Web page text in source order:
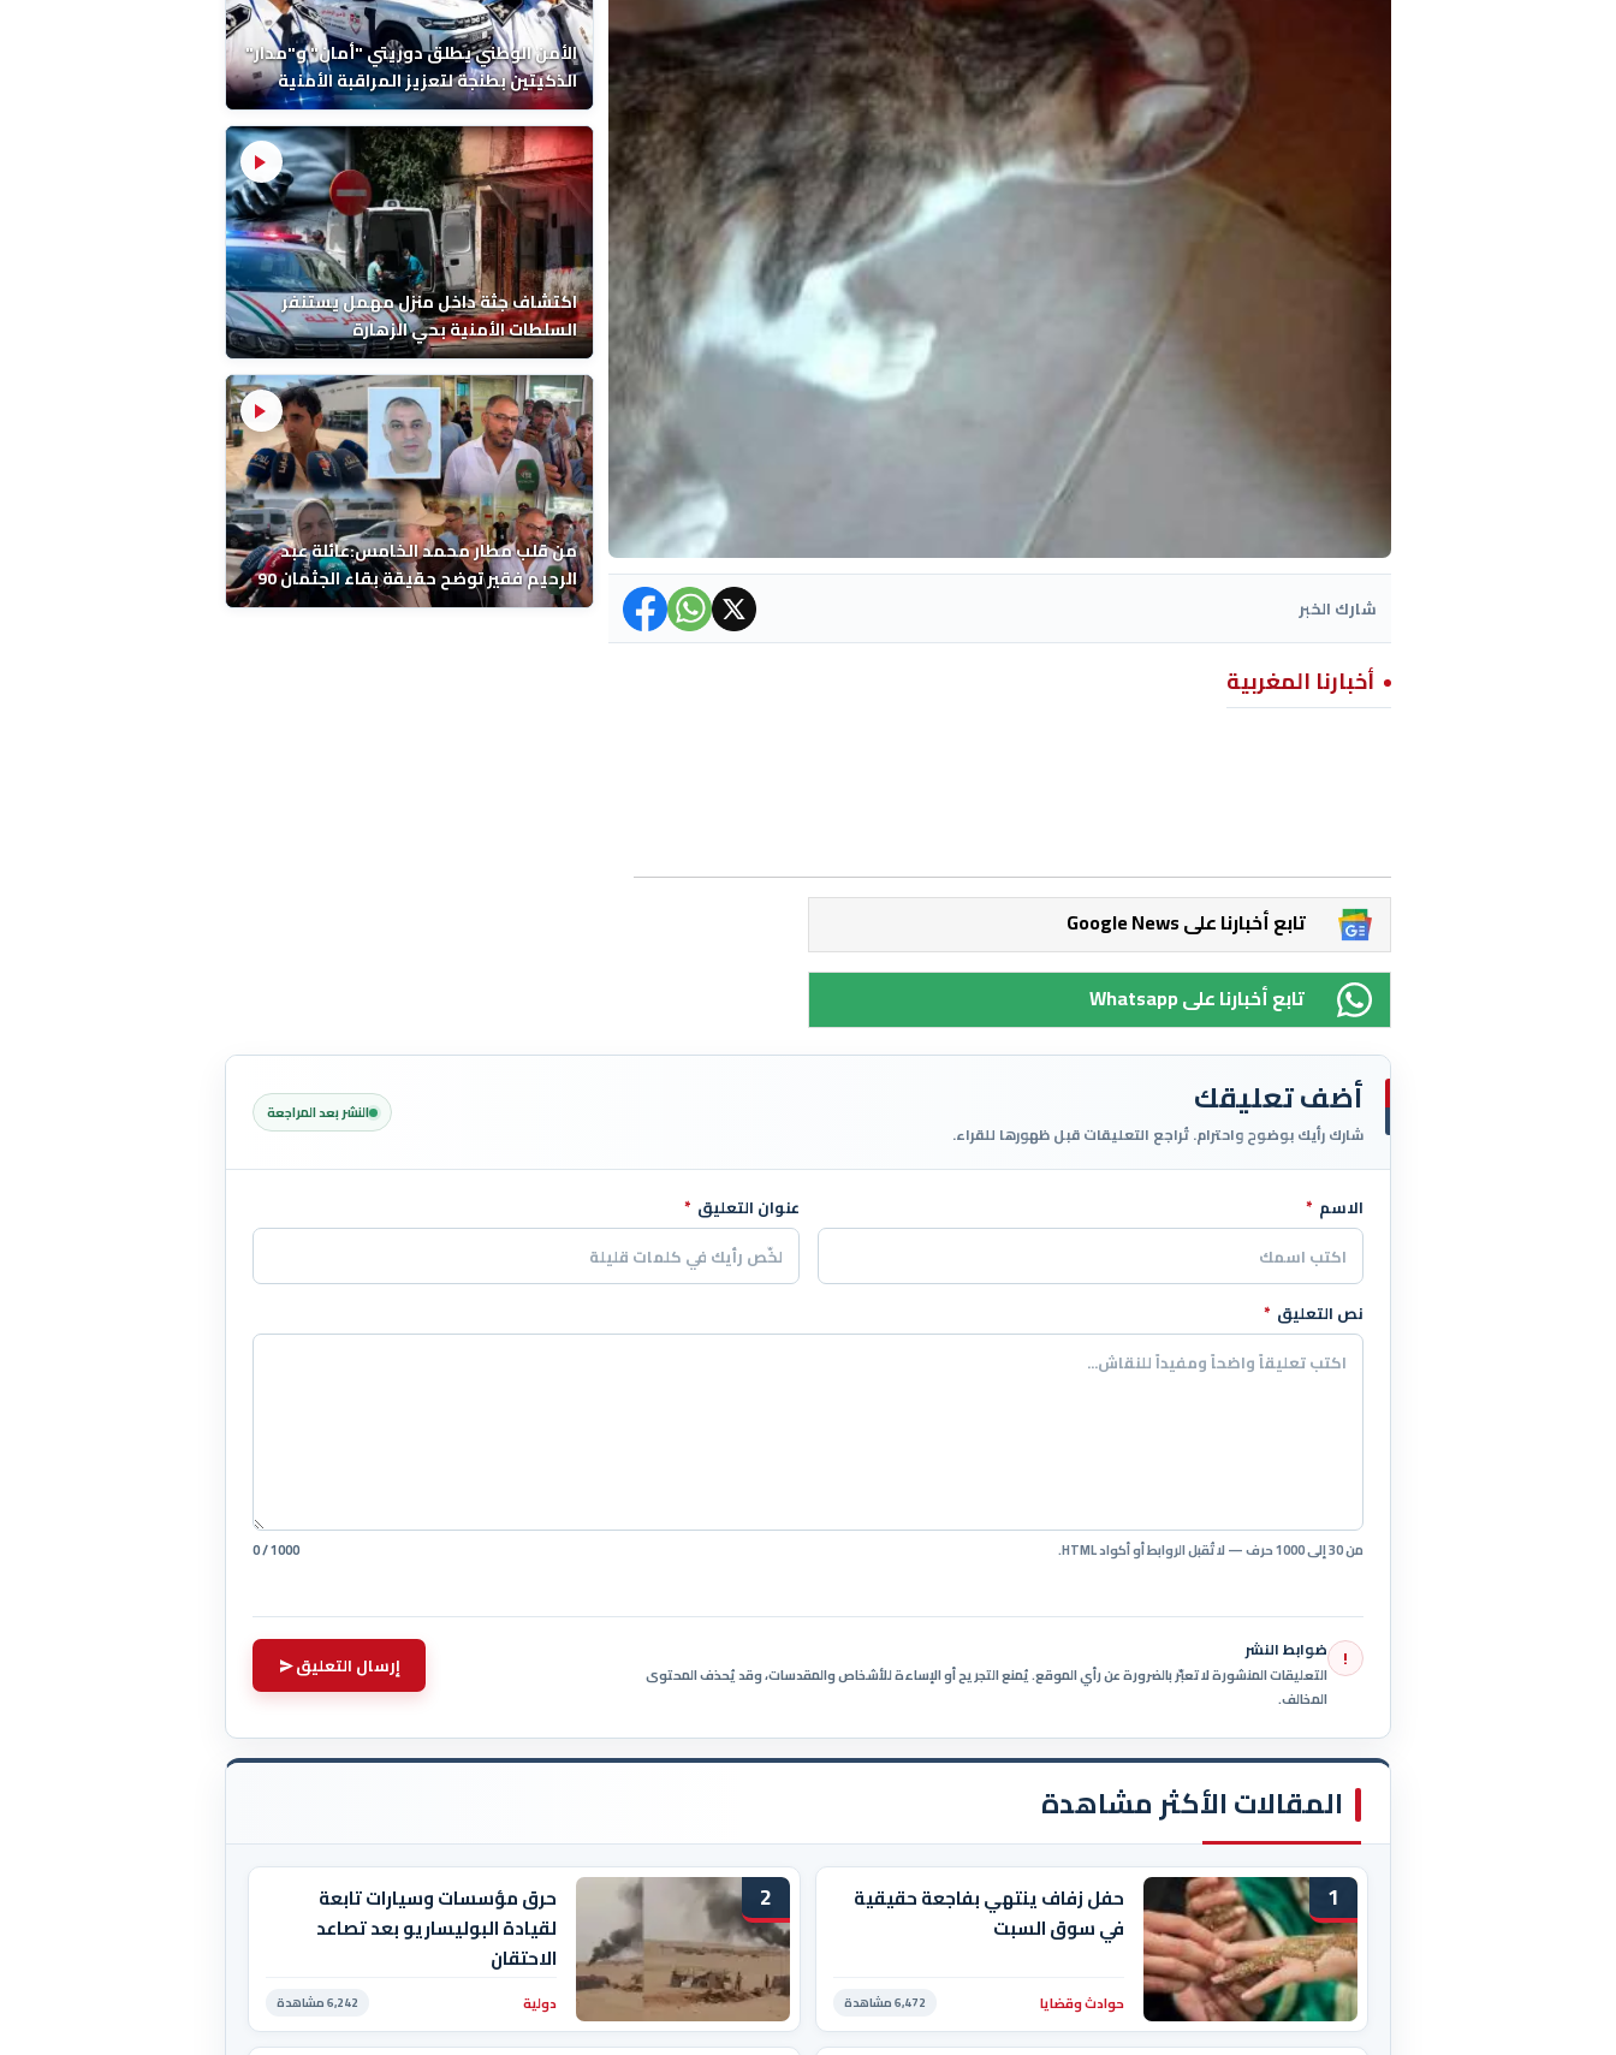
الأمن الوطني يطلق دوريتي "أمان" و"مدار"
الذكيتين بطنجة لتعزيز المراقبة الأمنية
اكتشاف جثة داخل منزل مهمل يستنفر
السلطات الأمنية بحي الزهارة
من قلب مطار محمد الخامس:عائلة عبد
الرحيم فقير توضح حقيقة بقاء الجثمان 90
يوماً قبل إعادته إلى المغرب
شارك الخبر
أخبارنا المغربية
Google News تابع أخبارنا على
Whatsapp تابع أخبارنا على
أضف تعليقك
شارك رأيك بوضوح واحترام. تُراجع التعليقات قبل ظهورها للقراء.
النشر بعد المراجعة
اترك هذا الحقل فارغاً
الاسم * عنوان التعليق *
نص التعليق *
من 30 إلى 1000 حرف — لا تُقبل الروابط أو أكواد HTML. 0 / 1000
! ضوابط النشر
التعليقات المنشورة لا تعبّر بالضرورة عن رأي الموقع. يُمنع التجريح أو الإساءة للأشخاص والمقدسات، وقد يُحذف المحتوى
المخالف.
إرسال التعليق
المقالات الأكثر مشاهدة
1
حفل زفاف ينتهي بفاجعة حقيقية
في سوق السبت
حوادث وقضايا 6,472 مشاهدة
2
حرق مؤسسات وسيارات تابعة
لقيادة البوليساريو بعد تصاعد
الاحتقان
دولية 6,242 مشاهدة